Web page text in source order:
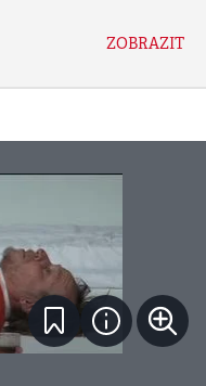
ZOBRAZIT